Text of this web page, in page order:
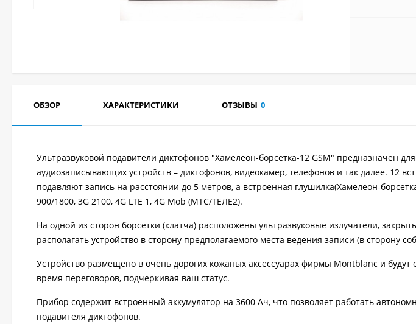
ОБЗОР ХАРАКТЕРИСТИКИ ОТЗЫВЫ 0
Ультразвуковой подавители диктофонов "Хамелеон-борсетка-12 GSM" предназначен
аудиозаписывающих устройств – диктофонов, видеокамер, телефонов и так далее. 12
подавляют запись на расстоянии до 5 метров, а встроенная глушилка(Хамелеон-
900/1800, 3G 2100, 4G LTE 1, 4G Mob (МТС/ТЕЛЕ2).
На одной из сторон борсетки (клатча) расположены ультразвуковые излучатели,
располагать устройство в сторону предполагаемого места ведения записи (в сторону
Устройство размещено в очень дорогих кожаных аксессуарах фирмы Montblanc и будут
время переговоров, подчеркивая ваш статус.
Прибор содержит встроенный аккумулятор на 3600 Ач, что позволяет работать
подавителя диктофонов.